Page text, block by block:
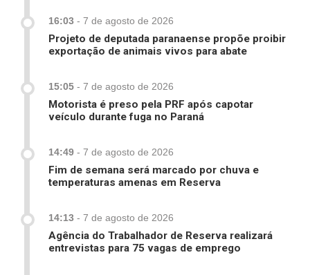
16:03 - 7 de agosto de 2026
Projeto de deputada paranaense propõe proibir
exportação de animais vivos para abate
15:05 - 7 de agosto de 2026
Motorista é preso pela PRF após capotar
veículo durante fuga no Paraná
14:49 - 7 de agosto de 2026
Fim de semana será marcado por chuva e
temperaturas amenas em Reserva
14:13 - 7 de agosto de 2026
Agência do Trabalhador de Reserva realizará
entrevistas para 75 vagas de emprego